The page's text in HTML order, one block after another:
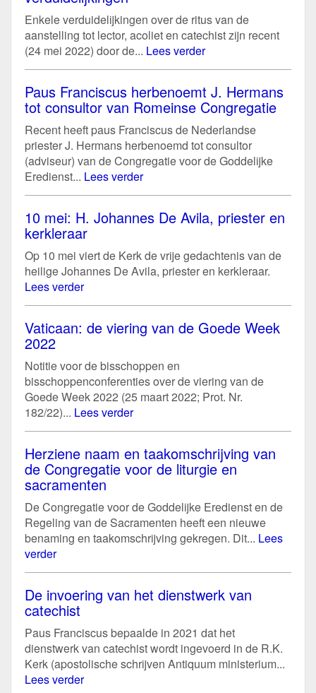
Enkele verduidelijkingen over de ritus van de
aanstelling tot lector, acoliet en catechist zijn recent
(24 mei 2022) door de... Lees verder
Paus Franciscus herbenoemt J. Hermans
tot consultor van Romeinse Congregatie
Recent heeft paus Franciscus de Nederlandse
priester J. Hermans herbenoemd tot consultor
(adviseur) van de Congregatie voor de Goddelijke
Eredienst... Lees verder
10 mei: H. Johannes De Avila, priester en
kerkleraar
Op 10 mei viert de Kerk de vrije gedachtenis van de
heilige Johannes De Avila, priester en kerkleraar.
Lees verder
Vaticaan: de viering van de Goede Week
2022
Notitie voor de bisschoppen en
bisschoppenconferenties over de viering van de
Goede Week 2022 (25 maart 2022; Prot. Nr.
182/22)... Lees verder
Herziene naam en taakomschrijving van
de Congregatie voor de liturgie en
sacramenten
De Congregatie voor de Goddelijke Eredienst en de
Regeling van de Sacramenten heeft een nieuwe
benaming en taakomschrijving gekregen. Dit... Lees
verder
De invoering van het dienstwerk van
catechist
Paus Franciscus bepaalde in 2021 dat het
dienstwerk van catechist wordt ingevoerd in de R.K.
Kerk (apostolische schrijven Antiquum ministerium...
Lees verder